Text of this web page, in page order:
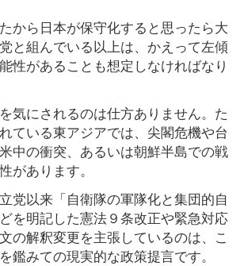
から日本が保守化すると思ったら大
と組んでいる以上は、かえって左傾
性があることも想定しなければなり
気にされるのは仕方ありません。た
ている東アジアでは、尖閣危機や台
中の衝突、あるいは朝鮮半島での戦
があります。
党以来「自衛隊の軍隊化と集団的自
を明記した憲法９条改正や緊急対応
の解釈変更を主張しているのは、こ
鑑みての現実的な政策提言です。